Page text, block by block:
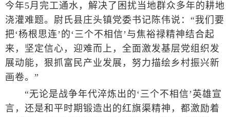
今年5月完工通水，解决了困扰当地群众多年的耕地
浇灌难题。尉氏县庄头镇党委书记陈伟说：“我们要
把‘杨根思连’的‘三个不相信’与焦裕禄精神结合起
来，坚定信心，迎难而上，全面激发基层党组织发
展动能，狠抓富民产业发展，努力描绘乡村振兴新
画卷。”
“无论是战争年代淬炼出的‘三个不相信’英雄宣
言，还是和平时期锻造出的红旗渠精神，都激励着